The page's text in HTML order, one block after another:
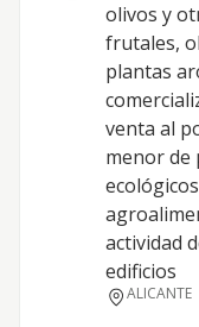
olivos y
frutales,
plantas
venta al
menor de
actividad
edificios
ALICANTE